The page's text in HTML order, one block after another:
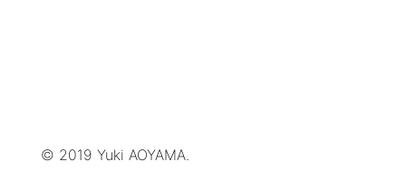
© 2019 Yuki AOYAMA.